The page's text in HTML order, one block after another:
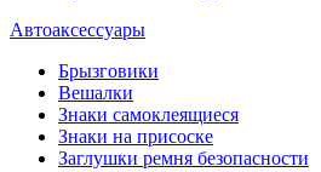
Автоаксессуары
Брызговики
Вешалки
Знаки самоклеящиеся
Знаки на присоске
Заглушки ремня безопасности